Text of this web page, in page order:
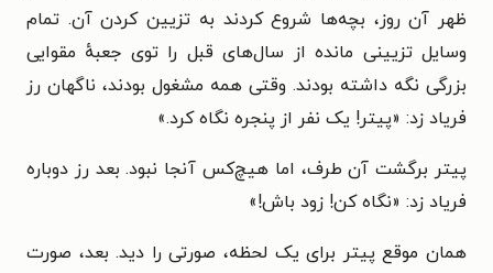
ظهر آن روز، بچه‌ها شروع کردند به تزیین کردن آن. تمام
وسایل تزیینی مانده از سال‌های قبل را توی جعبهٔ مقوایی
بزرگی نگه داشته بودند. وقتی همه مشغول بودند، ناگهان رز
فریاد زد: «پیتر! یک نفر از پنجره نگاه کرد.»
پیتر برگشت آن طرف، اما هیچ‌کس آنجا نبود. بعد رز دوباره
فریاد زد: «نگاه کن! زود باش!»
همان موقع پیتر برای یک لحظه، صورتی را دید. بعد، صورت